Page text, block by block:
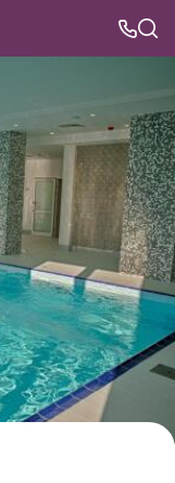
Auf der Karte anzeigen